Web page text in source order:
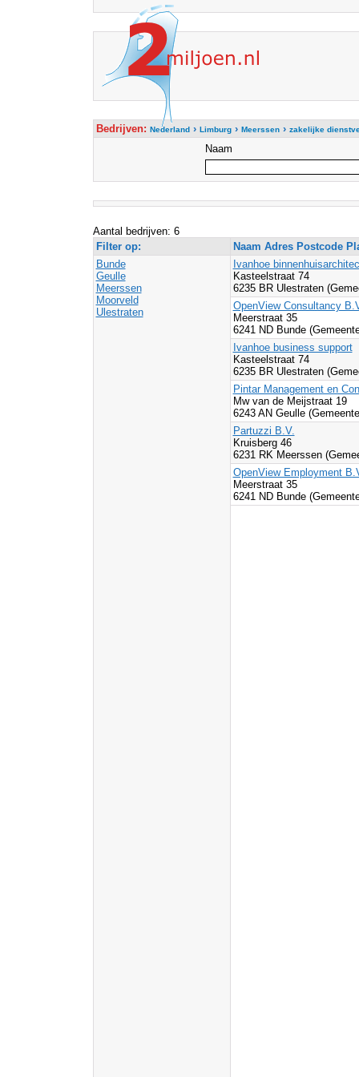
Bedrijven: Nederland› Limburg› Meerssen› zakelijke
Naam
Aantal bedrijven: 6
Filter op:
Naam Adres Postcode
Bunde
Geulle
Meerssen
Moorveld
Ulestraten
Ivanhoe
Kasteelstraat 74
6235 BR Ulestraten
OpenView Consultancy
Meerstraat 35
6241 ND Bunde
Ivanhoe business support
Kasteelstraat 74
6235 BR Ulestraten
Pintar Management en
Mw van de Meijstraat 19
6243 AN Geulle
Partuzzi B.V.
Kruisberg 46
6231 RK Meerssen
OpenView Employment
Meerstraat 35
6241 ND Bunde